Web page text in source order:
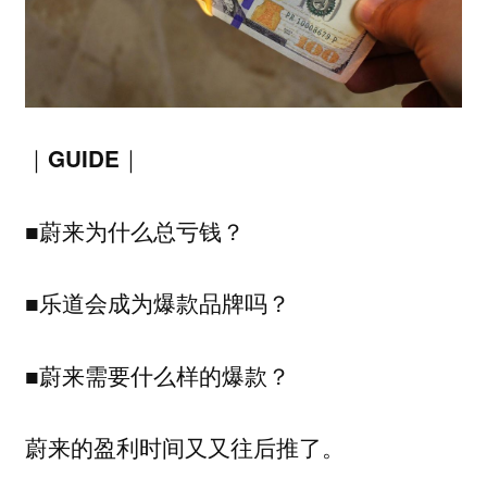
｜GUIDE｜
■蔚来为什么总亏钱？
■乐道会成为爆款品牌吗？
■蔚来需要什么样的爆款？
蔚来的盈利时间又又往后推了。